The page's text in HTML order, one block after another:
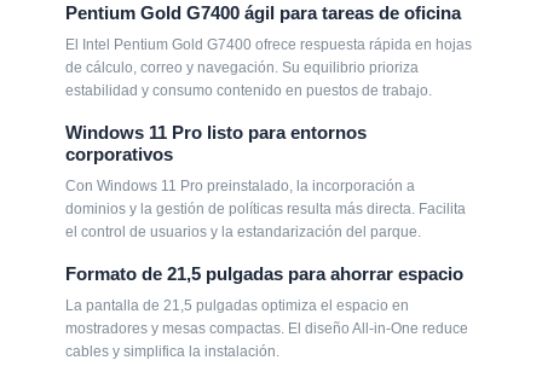
Windows 11 Pro listo para entornos
corporativos
Con Windows 11 Pro preinstalado, la incorporación a
el control de usuarios y la estandarización del parque.
Formato de 21,5 pulgadas para ahorrar
espacio
La pantalla de 21,5 pulgadas optimiza el espacio en
cables y simplifica la instalación.
Configura
Define cuentas y directivas en Windows 11 Pro para un
Pentium Gold G7400 ágil para tareas de oficina
El Intel Pentium Gold G7400 ofrece respuesta rápida en hojas
de cálculo, correo y navegación. Su equilibrio prioriza
estabilidad y consumo contenido en puestos de trabajo.
Windows 11 Pro listo para entornos
corporativos
Con Windows 11 Pro preinstalado, la incorporación a
dominios y la gestión de políticas resulta más directa. Facilita
el control de usuarios y la estandarización del parque.
Formato de 21,5 pulgadas para ahorrar espacio
La pantalla de 21,5 pulgadas optimiza el espacio en
mostradores y mesas compactas. El diseño All-in-One reduce
cables y simplifica la instalación.